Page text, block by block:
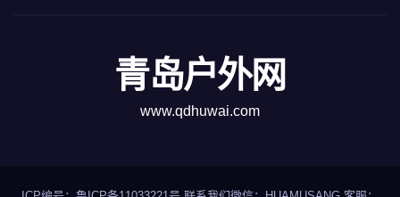
青岛户外网
www.qdhuwai.com